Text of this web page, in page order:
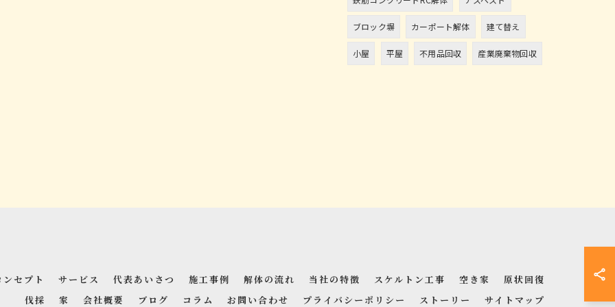
ブロック塀 カーポート解体 建て替え
小屋 平屋 不用品回収 産業廃棄物回収
ンセプト サービス 代表あいさつ 施工事例 解体の流れ 当社の特徴 スケルトン工事 空き家
原状回復
伐採
家 会社概要 ブログ コラム お問い合わせ プライバシーポリシー ストーリー サイトマップ